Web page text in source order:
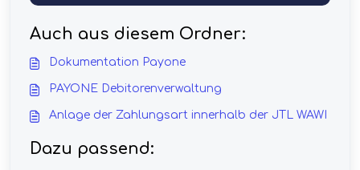
Auch aus diesem Ordner:
Dokumentation Payone
PAYONE Debitorenverwaltung
Anlage der Zahlungsart innerhalb der JTL WAWI
Dazu passend: